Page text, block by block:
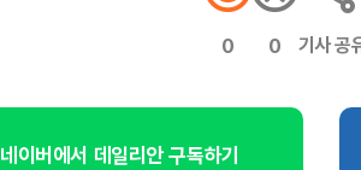
0 0 기사 공
네이버에서 데일리안 구독하기